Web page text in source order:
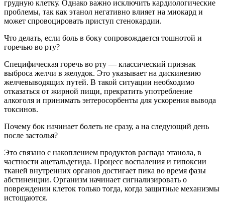
грудную клетку. Однако важно исключить кардиологические
проблемы, так как этанол негативно влияет на миокард и
может спровоцировать приступ стенокардии.
Что делать, если боль в боку сопровождается тошнотой и
горечью во рту?
Специфическая горечь во рту — классический признак
выброса желчи в желудок. Это указывает на дискинезию
желчевыводящих путей. В такой ситуации необходимо
отказаться от жирной пищи, прекратить употребление
алкоголя и принимать энтеросорбенты для ускорения вывода
токсинов.
Почему бок начинает болеть не сразу, а на следующий день
после застолья?
Это связано с накоплением продуктов распада этанола, в
частности ацетальдегида. Процесс воспаления и гипоксии
тканей внутренних органов достигает пика во время фазы
абстиненции. Организм начинает сигнализировать о
повреждении клеток только тогда, когда защитные механизмы
истощаются.